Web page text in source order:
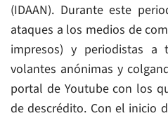
(IDAAN). Durante este
ataques a los medios de
impresos) y periodistas a
volantes anónimas y
portal de Youtube con los
de descrédito. Con el inicio